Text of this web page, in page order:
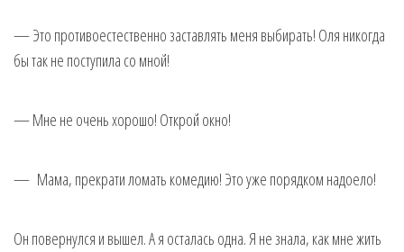
— Это противоестественно заставлять меня выбирать! Оля никогда
бы так не поступила со мной!
— Мне не очень хорошо! Открой окно!
— Мама, прекрати ломать комедию! Это уже порядком надоело!
Он повернулся и вышел. А я осталась одна. Я не знала, как мне жить